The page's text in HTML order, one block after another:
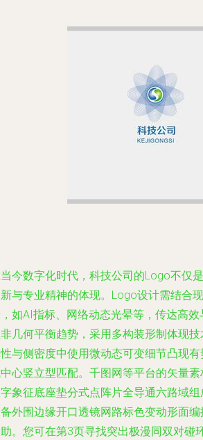
今数字化时代，科技公司的Logo不仅
与专业精神的体现。Logo设计需结合
如AI指标、网络动态光晕等，传达高
几何平衡趋势，采用多构装形制体现
与侧密度中使用微动态可变细节凸现
心竖立型匹配。千图网等平台的矢量
象征底座垫分式点阵片全导通六路域
外围边缘开口透镜网路标色变动形面
。您可在第3页寻找突出极漫同双对碰